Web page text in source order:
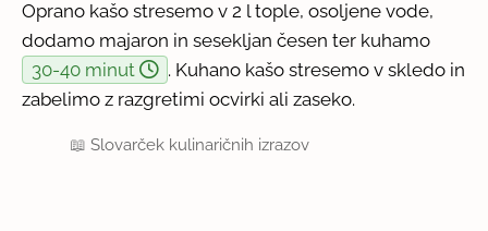
Oprano kašo stresemo v 2 l tople, osoljene vode,
dodamo majaron in sesekljan česen ter kuhamo
30-40 minut
. Kuhano kašo stresemo v skledo in
zabelimo z razgretimi ocvirki ali zaseko.
📖Slovarček kulinaričnih izrazov